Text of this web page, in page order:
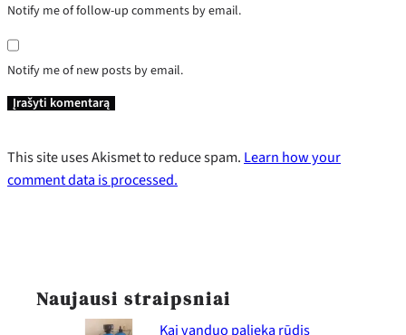
Notify me of follow-up comments by email.
Notify me of new posts by email.
This site uses Akismet to reduce spam. Learn how your
comment data is processed.
Naujausi straipsniai
Kai vanduo palieka rūdis